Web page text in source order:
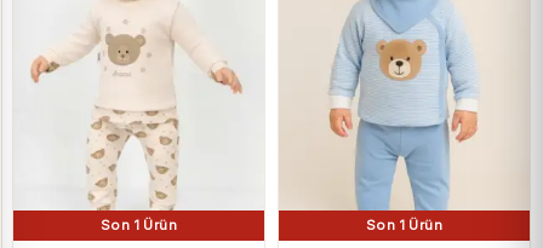
Son 1 Ürün
Son 1 Ürün